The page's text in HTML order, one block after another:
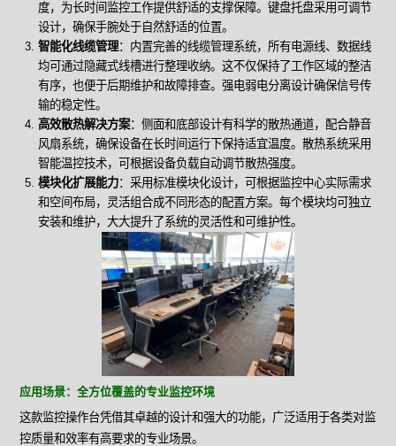
度，为长时间监控工作提供舒适的支撑保障。键盘托盘采用可调节
设计，确保手腕处于自然舒适的位置。
智能化线缆管理：内置完善的线缆管理系统，所有电源线、数据线
均可通过隐藏式线槽进行整理收纳。这不仅保持了工作区域的整洁
有序，也便于后期维护和故障排查。强电弱电分离设计确保信号传
输的稳定性。
高效散热解决方案：侧面和底部设计有科学的散热通道，配合静音
风扇系统，确保设备在长时间运行下保持适宜温度。散热系统采用
智能温控技术，可根据设备负载自动调节散热强度。
模块化扩展能力：采用标准模块化设计，可根据监控中心实际需求
和空间布局，灵活组合成不同形态的配置方案。每个模块均可独立
安装和维护，大大提升了系统的灵活性和可维护性。
应用场景：全方位覆盖的专业监控环境
这款监控操作台凭借其卓越的设计和强大的功能，广泛适用于各类对监
控质量和效率有高要求的专业场景。